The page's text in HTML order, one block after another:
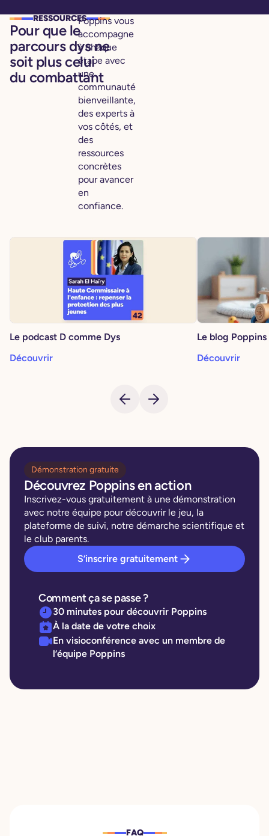
RESSOURCES
Pour que le
parcours dys ne
soit plus celui
du combattant
Poppins vous
accompagne
à chaque
étape avec
une
communauté
bienveillante,
des experts à
vos côtés, et
des
ressources
concrètes
pour avancer
en
confiance.
Le podcast D comme Dys
Découvrir
Le blog Poppins
Découvrir
Démonstration gratuite
Découvrez Poppins en action
Inscrivez-vous gratuitement à une démonstration
avec notre équipe pour découvrir le jeu, la
plateforme de suivi, notre démarche scientifique et
le club parents.
S’inscrire gratuitement
Comment ça se passe ?
30 minutes pour découvrir Poppins
À la date de votre choix
En visioconférence avec un membre de
l’équipe Poppins
FAQ